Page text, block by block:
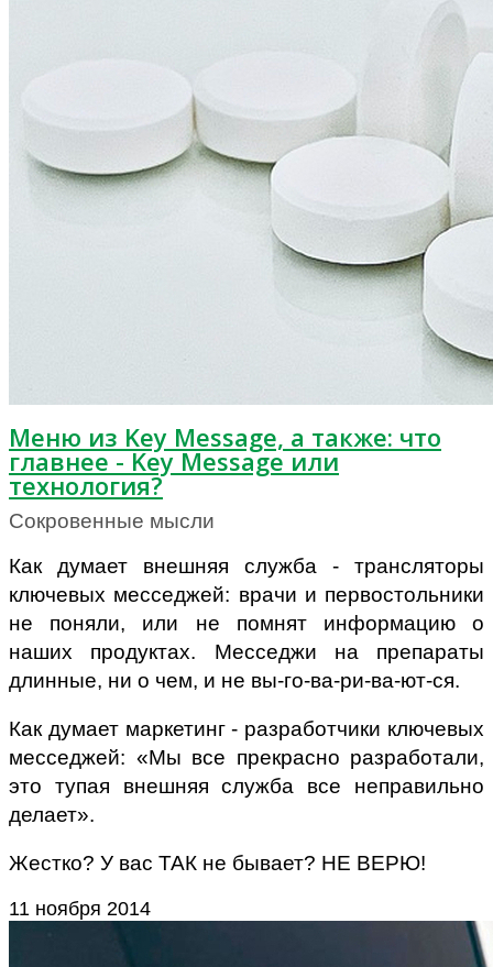
Меню из Key Message, а также: что
главнее - Key Message или
технология?
Сокровенные мысли
Как думает внешняя служба - трансляторы
ключевых месседжей: врачи и первостольники
не поняли, или не помнят информацию о
наших продуктах. Месседжи на препараты
длинные, ни о чем, и не вы-го-ва-ри-ва-ют-ся.
Как думает маркетинг - разработчики ключевых
месседжей: «Мы все прекрасно разработали,
это тупая внешняя служба все неправильно
делает».
Жестко? У вас ТАК не бывает? НЕ ВЕРЮ!
11 ноября 2014